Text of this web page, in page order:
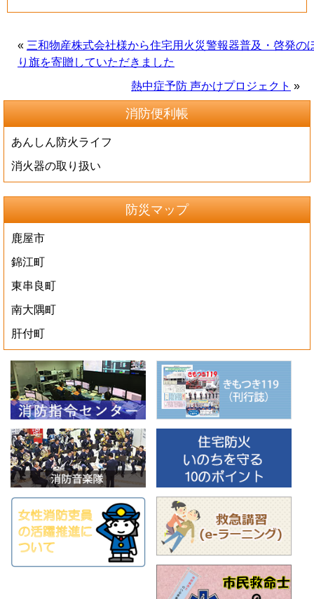
« 三和物産株式会社様から住宅用火災警報器普及・啓発の
り旗を寄贈していただきました
熱中症予防 声かけプロジェクト »
消防便利帳
あんしん防火ライフ
消火器の取り扱い
防災マップ
鹿屋市
錦江町
東串良町
南大隅町
肝付町